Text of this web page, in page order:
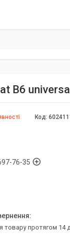
B6
Код:
76-35
товару протягом 14